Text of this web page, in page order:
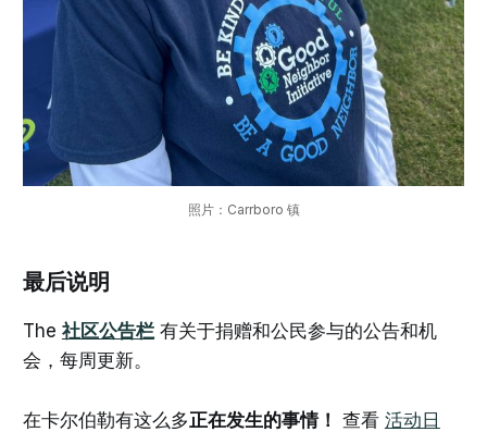
照片：Carrboro 镇
最后说明
The 社区公告栏有关于捐赠和公民参与的公告和机
会，每周更新。
在卡尔伯勒有这么多正在发生的事情！ 查看 活动日